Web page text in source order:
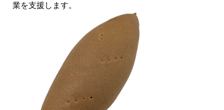
業を支援します。